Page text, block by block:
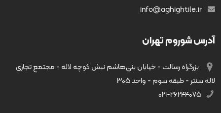
آدرس شوروم تهران
بزرگراه رسالت - خیابان بنی‌هاشم نبش کوچه لاله - مجتمع تجاری
لاله سنتر - طبقه سوم - واحد ۳۰۵
۰۲۱-۲۶۲۴۴۰۷۵